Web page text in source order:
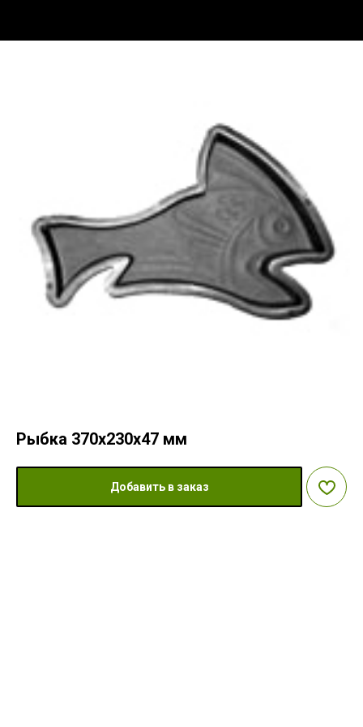
Рыбка 370x230x47 мм
Добавить в заказ